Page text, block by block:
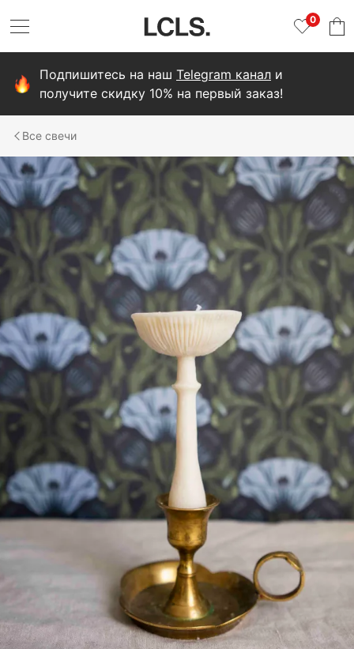
0
Подпишитесь на наш Telegram канал и
получите скидку 10% на первый заказ!
свечи